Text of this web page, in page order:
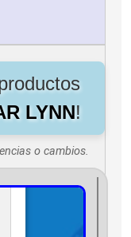
LYNN!
o cambios.